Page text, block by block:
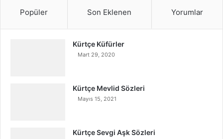
Popüler Son Eklenen Yorumlar
Kürtçe Küfürler
Mart 29, 2020
Kürtçe Mevlid Sözleri
Mayıs 15, 2021
Kürtçe Sevgi Aşk Sözleri